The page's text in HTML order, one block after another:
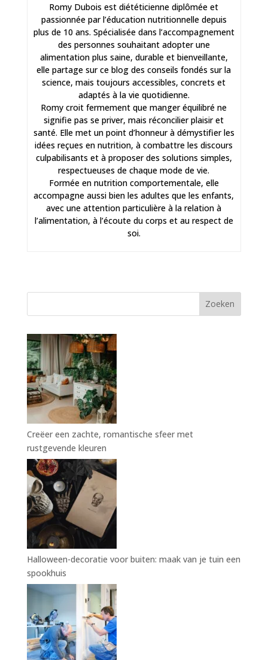
Romy Dubois est diététicienne diplômée et
passionnée par l’éducation nutritionnelle depuis
plus de 10 ans. Spécialisée dans l’accompagnement
des personnes souhaitant adopter une
alimentation plus saine, durable et bienveillante,
elle partage sur ce blog des conseils fondés sur la
science, mais toujours accessibles, concrets et
adaptés à la vie quotidienne.
Romy croit fermement que manger équilibré ne
signifie pas se priver, mais réconcilier plaisir et
santé. Elle met un point d’honneur à démystifier les
idées reçues en nutrition, à combattre les discours
culpabilisants et à proposer des solutions simples,
respectueuses de chaque mode de vie.
Formée en nutrition comportementale, elle
accompagne aussi bien les adultes que les enfants,
avec une attention particulière à la relation à
l’alimentation, à l’écoute du corps et au respect de
soi.
Zoeken
Creëer een zachte, romantische sfeer met
rustgevende kleuren
Halloween-decoratie voor buiten: maak van je tuin een
spookhuis